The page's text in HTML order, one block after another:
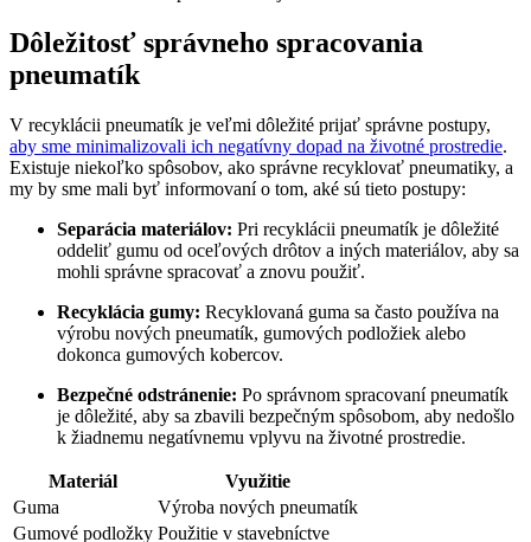
Dôležitosť správneho spracovania
pneumatík
V recyklácii pneumatík je veľmi dôležité prijať správne postupy,
aby sme minimalizovali ich negatívny dopad na životné prostredie.
Existuje niekoľko spôsobov, ako správne recyklovať pneumatiky, a
my by sme mali byť informovaní o tom, aké sú tieto postupy:
Separácia materiálov: Pri recyklácii pneumatík je dôležité
oddeliť gumu od oceľových drôtov a iných materiálov, aby sa
mohli správne spracovať a znovu použiť.
Recyklácia gumy: Recyklovaná guma sa často používa na
výrobu nových pneumatík, gumových podložiek alebo
dokonca gumových kobercov.
Bezpečné odstránenie: Po správnom spracovaní pneumatík
je dôležité, aby sa zbavili bezpečným spôsobom, aby nedošlo
k žiadnemu negatívnemu vplyvu na životné prostredie.
Materiál
Využitie
Guma
Výroba nových pneumatík
Gumové podložky Použitie v stavebníctve